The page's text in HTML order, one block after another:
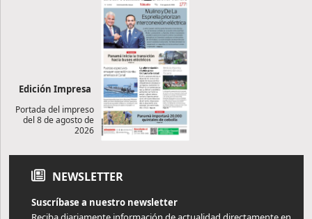
Edición Impresa
Portada del impreso
del 8 de agosto de
2026
NEWSLETTER
Suscríbase a nuestro newsletter